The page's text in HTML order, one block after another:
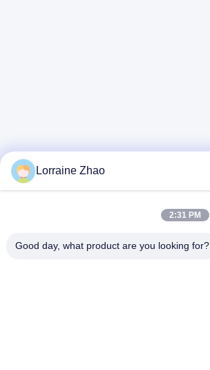
Lorraine Zhao
2:31 PM
Good day, what product are you looking for?